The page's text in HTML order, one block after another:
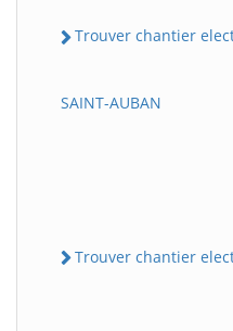
Trouver chantier
SAINT-AUBAN
Trouver chantier